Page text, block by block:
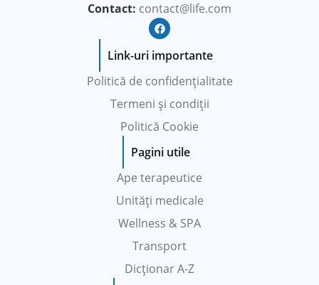
Contact: contact@life.com
F
a
c
e
o
o
Link-uri importante
Politică de confidențialitate
Termeni și condiții
Politică Cookie
Pagini utile
Ape terapeutice
Unități medicale
Wellness & SPA
Transport
Dicționar A-Z